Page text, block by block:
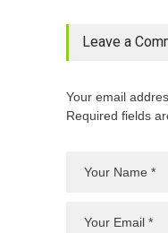
Leave a
Your email
Required fields